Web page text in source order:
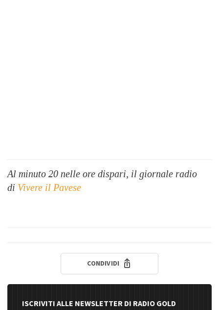
Al minuto 20 nelle ore dispari, il giornale radio
di Vivere il Pavese
CONDIVIDI
ISCRIVITI ALLE NEWSLETTER DI RADIO GOLD